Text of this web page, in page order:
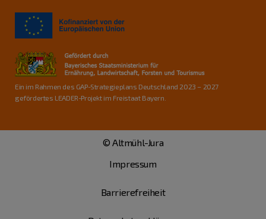
Ein im Rahmen des GAP-Strategieplans Deutschland 2023 – 2027
gefördertes LEADER-Projekt im Freistaat Bayern.
© Altmühl-Jura
Impressum
Barrierefreiheit